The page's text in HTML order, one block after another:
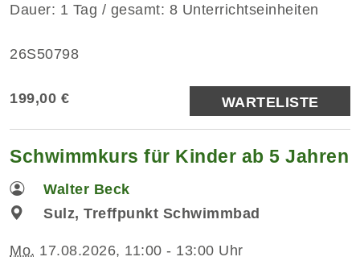
Dauer: 1 Tag / gesamt: 8 Unterrichtseinheiten
26S50798
199,00 € WARTELISTE
Schwimmkurs für Kinder ab 5 Jahren
Walter Beck
Sulz, Treffpunkt Schwimmbad
Mo. 17.08.2026, 11:00 - 13:00 Uhr